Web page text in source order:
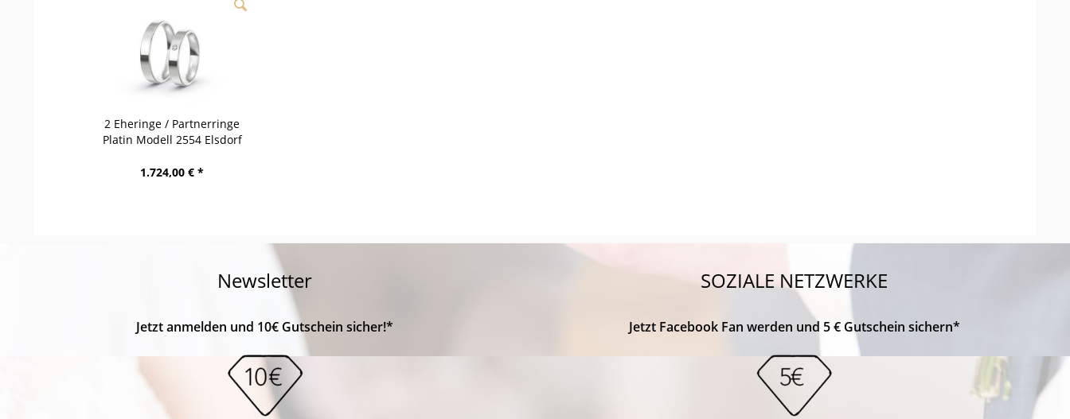
2 Eheringe / Partnerringe
Platin Modell 2554 Elsdorf
1.724,00 € *
Newsletter
Jetzt anmelden und 10€ Gutschein sicher!*
SOZIALE NETZWERKE
Jetzt Facebook Fan werden und 5 € Gutschein sichern*